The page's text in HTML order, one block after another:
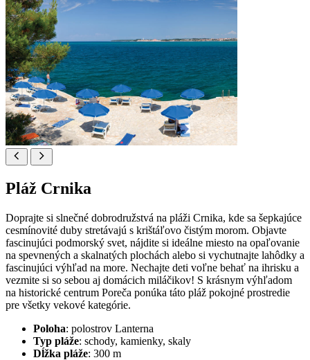
Pláž Crnika
Doprajte si slnečné dobrodružstvá na pláži Crnika, kde sa šepkajúce
cesmínovité duby stretávajú s krištáľovo čistým morom. Objavte
fascinujúci podmorský svet, nájdite si ideálne miesto na opaľovanie
na spevnených a skalnatých plochách alebo si vychutnajte lahôdky a
fascinujúci výhľad na more. Nechajte deti voľne behať na ihrisku a
vezmite si so sebou aj domácich miláčikov! S krásnym výhľadom
na historické centrum Poreča ponúka táto pláž pokojné prostredie
pre všetky vekové kategórie.
Poloha: polostrov Lanterna
Typ pláže: schody, kamienky, skaly
Dĺžka pláže: 300 m